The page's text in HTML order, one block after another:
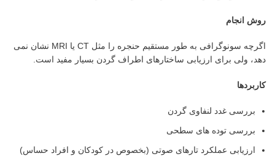
روش انجام
اگرچه سونوگرافی به طور مستقیم حنجره را مثل CT یا MRI نشان نمی
دهد، ولی برای ارزیابی ساختارهای اطراف گردن بسیار مفید است.
کاربردها
بررسی غدد لنفاوی گردن
بررسی توده های سطحی
ارزیابی عملکرد تارهای صوتی (بخصوص در کودکان و افراد حساس)